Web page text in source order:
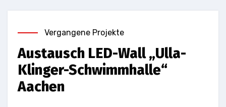
Vergangene Projekte
Austausch LED-Wall „Ulla-
Klinger-Schwimmhalle“
Aachen